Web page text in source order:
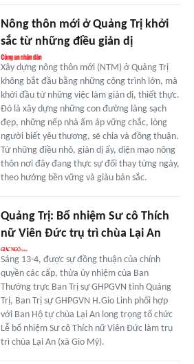
Nông thôn mới ở Quảng Trị khởi
sắc từ những điều giản dị
Xây dựng nông thôn mới (NTM) ở Quảng Trị
không bắt đầu bằng những công trình lớn, mà
khởi đầu từ những việc làm giản dị, thiết thực.
Đó là xây dựng những con đường làng sạch
đẹp, những nếp nhà ấm áp vững chắc, lòng
người biết yêu thương, sẽ chia và đồng thuận.
Từ những điều nhỏ, giản dị ấy, diện mạo nông
thôn nơi đây đang thực sự đổi thay từng ngày,
theo hướng bền vững và giàu bản sắc.
Quảng Trị: Bổ nhiệm Sư cô Thích
nữ Viên Đức trụ trì chùa Lại An
Sáng 13-4, được sự đồng thuận của chính
quyền các cấp, thừa ủy nhiệm của Ban
Thường trực Ban Trị sự GHPGVN tỉnh Quảng
Trị, Ban Trị sự GHPGVN H.Gio Linh phối hợp
với Ban Hộ tự chùa Lại An long trọng tổ chức
Lễ bổ nhiệm Sư cô Thích nữ Viên Đức làm trụ
trì chùa Lại An (xã Gio Mỹ).